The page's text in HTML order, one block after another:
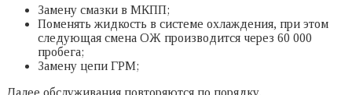
Замену смазки в МКПП;
Поменять жидкость в системе охлаждения, при этом
следующая смена ОЖ производится через 60 000
пробега;
Замену цепи ГРМ;
Далее обслуживания повторяются по порядку.